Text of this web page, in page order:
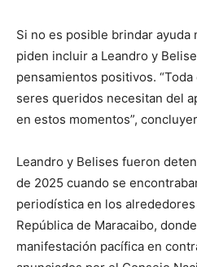
Si no es posible brindar ayuda
piden incluir a Leandro y
pensamientos positivos.
seres queridos necesitan del
en estos momentos”,
Leandro y Belises fueron
de 2025 cuando se
periodística en los
República de Maracaibo,
manifestación pacífica en